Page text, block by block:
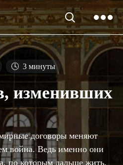
🕓 3 минуты
изменивших
договоры меняют
война. Ведь именно они
по которым дальше жить.